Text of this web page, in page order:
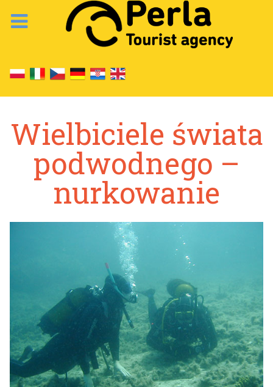
Wielbiciele świata
podwodnego –
nurkowanie